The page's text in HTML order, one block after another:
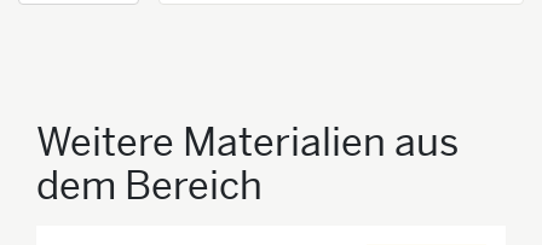
Weitere Materialien aus
dem Bereich